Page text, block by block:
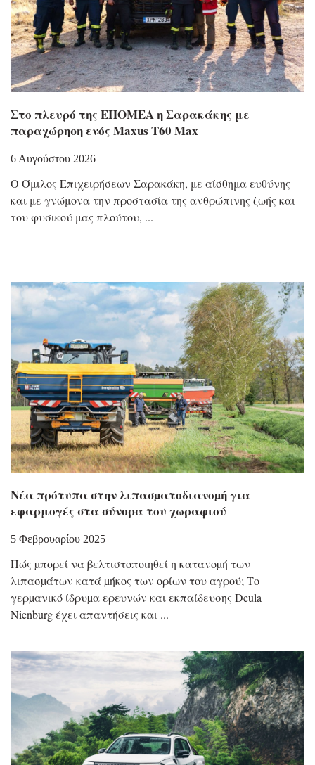
Στο πλευρό της ΕΠΟΜΕΑ η Σαρακάκης με
παραχώρηση ενός Maxus T60 Max
6 Αυγούστου 2026
Ο Όμιλος Επιχειρήσεων Σαρακάκη, με αίσθημα ευθύνης
και με γνώμονα την προστασία της ανθρώπινης ζωής και
του φυσικού μας πλούτου,
Νέα πρότυπα στην λιπασµατοδιανοµή για
εφαρμογές στα σύνορα του χωραφιού
5 Φεβρουαρίου 2025
Πώς µπορεί να βελτιστοποιηθεί η κατανοµή των
λιπασµάτων κατά µήκος των ορίων του αγρού; Το
γερµανικό ίδρυµα ερευνών και εκπαίδευσης Deula
Nienburg έχει απαντήσεις και